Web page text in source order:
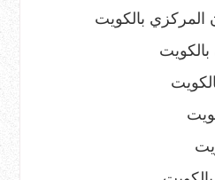
بالكويت